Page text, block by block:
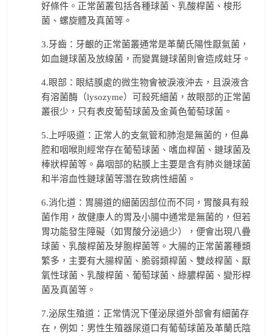
好條件。正常菌叢包括各種球菌、乳酸桿菌、梭形
菌、螺旋體及真菌等。
3.牙齒：牙齦的正常菌叢通常是革蘭氏陽性厭氣菌，
如血鏈球菌及放線菌，而變異鏈球菌則會造成蛀牙。
4.眼部：眼結膜處的微生物會被淚液沖去，且淚液含
有溶菌酶（lysozyme）可殺死細菌，故眼部的正常菌
叢很少，只有表皮葡萄球菌及金黃色葡萄球菌。
5.上呼吸道：正常人的支氣管和肺泡是無菌的，但鼻
腔和咽喉則經常存在葡萄球菌、嗜血桿菌、鏈球菌及
棒狀桿菌等。鼻咽部的粘膜上主要是含有肺炎鏈球菌
和半溶血性鏈球菌等潛在致病性細菌。
6.消化道：胃腸道的細菌因部位而不同，胃酸具有殺
菌作用，故健康人的胃及小腸中通常是無菌的，但若
胃功能發生障礙（如胃酸分泌過少），便會出現八疊
球菌、乳酸桿菌及芽胞桿菌等。大腸的正常菌叢種類
繁多，主要有大腸桿菌、脆弱類桿菌、雙歧桿菌、厭
氧性球菌、乳酸桿菌、葡萄球菌、綠膿桿菌、變形桿
菌及真菌等。
7.泌尿生殖道：正常情況下僅泌尿道外部會有細菌存
在，例如：男性生殖器尿道口有葡萄球菌及革蘭氏陰